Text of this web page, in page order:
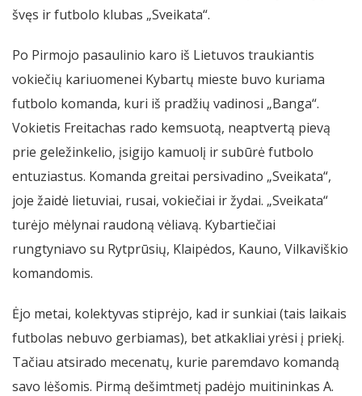
švęs ir futbolo klubas „Sveikata“.
Po Pirmojo pasaulinio karo iš Lietuvos traukiantis
vokiečių kariuomenei Kybartų mieste buvo kuriama
futbolo komanda, kuri iš pradžių vadinosi „Banga“.
Vokietis Freitachas rado kemsuotą, neaptvertą pievą
prie geležinkelio, įsigijo kamuolį ir subūrė futbolo
entuziastus. Komanda greitai persivadino „Sveikata“,
joje žaidė lietuviai, rusai, vokiečiai ir žydai. „Sveikata“
turėjo mėlynai raudoną vėliavą. Kybartiečiai
rungtyniavo su Rytprūsių, Klaipėdos, Kauno, Vilkaviškio
komandomis.
Ėjo metai, kolektyvas stiprėjo, kad ir sunkiai (tais laikais
futbolas nebuvo gerbiamas), bet atkakliai yrėsi į priekį.
Tačiau atsirado mecenatų, kurie paremdavo komandą
savo lėšomis. Pirmą dešimtmetį padėjo muitininkas A.